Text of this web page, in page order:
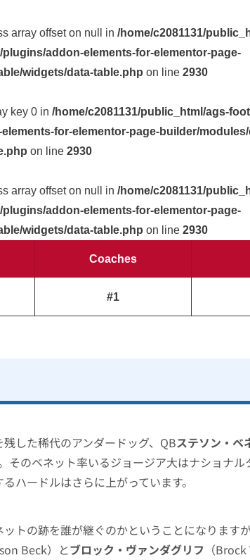
array offset on null in /home/c2081131/
addon-elements-for-elementor-page-
widgets/data-table.php on line 2930
key 0 in /home/c2081131/public_html/ags-
for-elementor-page-builder/
on line 2930
array offset on null in /home/c2081131/
addon-elements-for-elementor-page-
widgets/data-table.php on line 2930
Coaches
#1
した稀代のアンダードッグ、QBステソン・ベ
そのベネット率いるジョージア大はナショナル
ハードルはさらに上がっています。
トの跡を誰が継ぐのかということになります
Beck）とブロック・ヴァンダグリフ （